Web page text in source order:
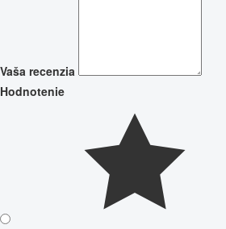
Vaša recenzia
Hodnotenie